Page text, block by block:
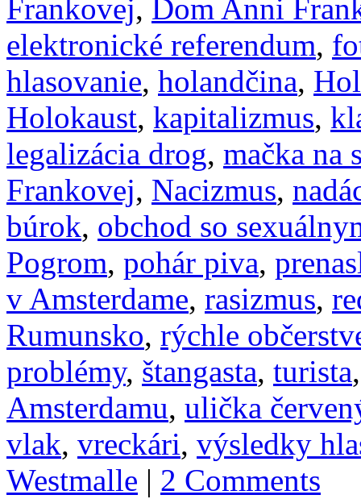
Frankovej, Dom Anni
elektronické referendum,
hlasovanie, holandčina,
Holokaust, kapitalizmus,
legalizácia drog, mačka na
Frankovej, Nacizmus,
búrok, obchod so
Pogrom, pohár piva,
v Amsterdame, rasizmus,
Rumunsko, rýchle
problémy, štangasta, turista
Amsterdamu, ulička
vlak, vreckári, výsledky
Westmalle | 2 Comments